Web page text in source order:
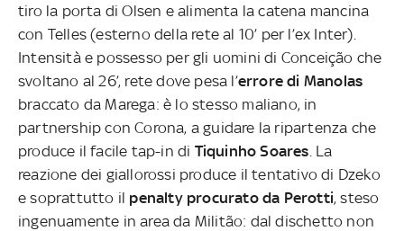
tiro la porta di Olsen e alimenta la catena mancina
con Telles (esterno della rete al 10’ per l’ex Inter).
Intensità e possesso per gli uomini di Conceição che
svoltano al 26’, rete dove pesa l’errore di Manolas
braccato da Marega: è lo stesso maliano, in
partnership con Corona, a guidare la ripartenza che
produce il facile tap-in di Tiquinho Soares . La
reazione dei giallorossi produce il tentativo di Dzeko
e soprattutto il penalty procurato da Perotti, steso
ingenuamente in area da Militão: dal dischetto non